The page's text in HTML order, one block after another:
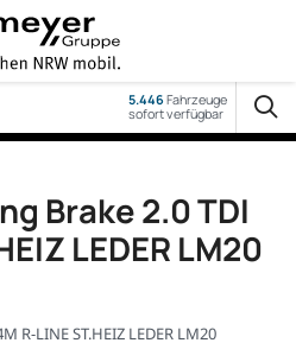
5.446Fahrzeuge
sofort verfügbar
Brake 2.0 TDI
LEDER LM20
R-LINE ST.HEIZ LEDER LM20